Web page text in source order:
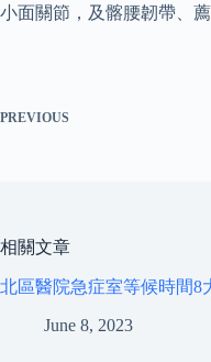
小面關節，及髂腰韌帶、薦
PREVIOUS
相關文章
北區醫院急症室等候時間8
June 8, 2023